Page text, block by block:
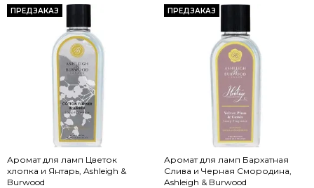
ПРЕДЗАКАЗ
Аромат для ламп Цветок
хлопка и Янтарь, Ashleigh &
Burwood
ПРЕДЗАКАЗ
Аромат для ламп Бархатная
Слива и Черная Смородина,
Ashleigh & Burwood